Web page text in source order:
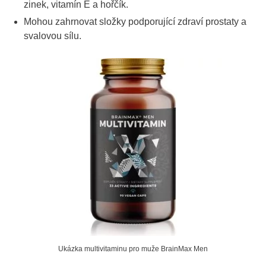
zinek, vitamín E a hořčík.
Mohou zahrnovat složky podporující zdraví prostaty a
svalovou sílu.
Ukázka multivitaminu pro muže BrainMax Men